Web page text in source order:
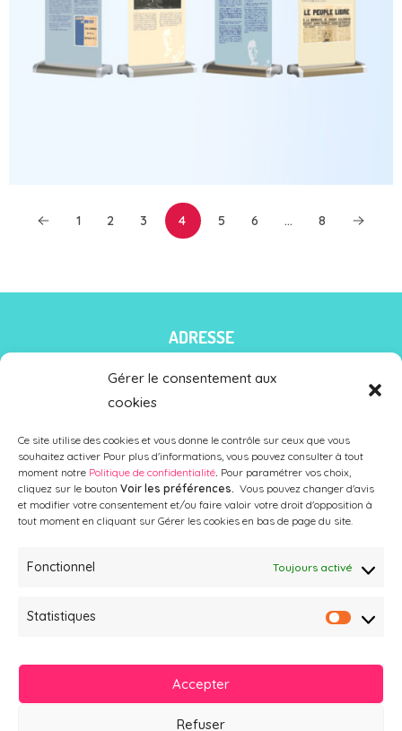
Gérer le consentement aux
cookies
Ce site utilise des cookies et vous donne le contrôle sur ceux que vous
souhaitez activer Pour plus d'informations, vous pouvez consulter à tout
moment notre Politique de confidentialité. Pour paramétrer vos choix,
cliquez sur le bouton Voir les préférences. Vous pouvez changer d'avis
et modifier votre consentement et/ou faire valoir votre droit d'opposition à
tout moment en cliquant sur Gérer les cookies en bas de page du site.
Fonctionnel Toujours activé
Statistiques
Accepter
Refuser
1 2 3 4 5 6 … 8
ADRESSE
Atouts Komplys
68/5 rue Jean Jaurès
Mail